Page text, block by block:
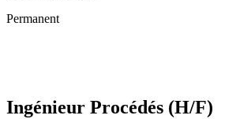
Permanent
Ingénieur Procédés (H/F)